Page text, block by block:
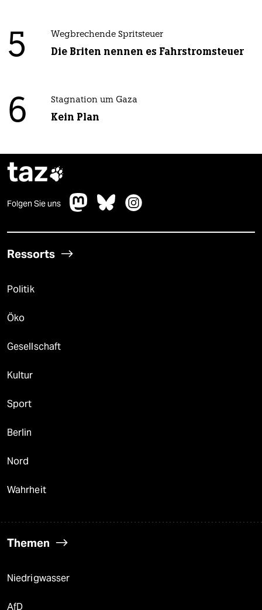
5 Wegbrechende Spritsteuer
Die Briten nennen es Fahrstromsteuer
6 Stagnation um Gaza
Kein Plan
taz
Folgen Sie uns
Ressorts
Politik
Öko
Gesellschaft
Kultur
Sport
Berlin
Nord
Wahrheit
Themen
Niedrigwasser
AfD